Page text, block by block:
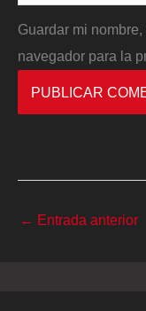
Guardar mi
navegador para la
← Entrada anterior